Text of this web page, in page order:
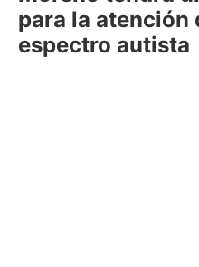
para la atención
espectro autista